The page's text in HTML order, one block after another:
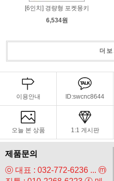
[6인치] 경량형 포켓몽키
6,534원
더
이용안내 ID:swcnc8644
오늘 본 상품 1:1 게시판
제품문의
ⓞ 대표 : 032-772-6236 ... ⓜ